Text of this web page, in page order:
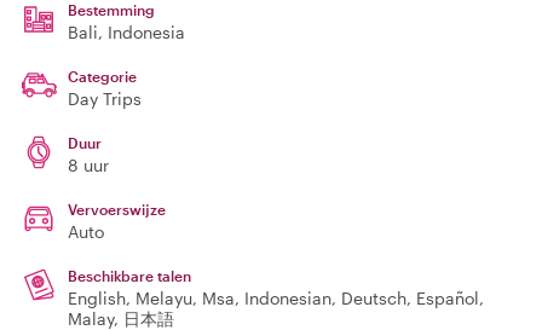
Bestemming
Bali, Indonesia
Categorie
Day Trips
Duur
8 uur
Vervoerswijze
Auto
Beschikbare talen
English, Melayu, Msa, Indonesian, Deutsch, Español,
Malay, 日本語